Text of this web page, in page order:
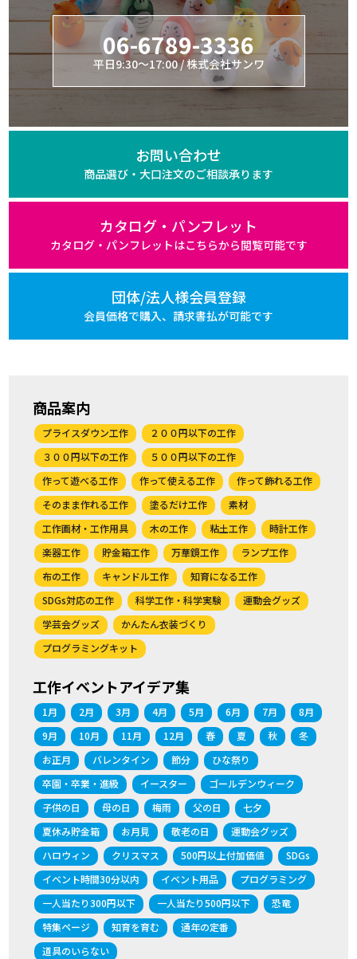
06-6789-3336
平日9:30～17:00 / 株式会社サンワ
お問い合わせ
商品選び・大口注文のご相談承ります
カタログ・パンフレット
カタログ・パンフレットはこちらから閲覧可能です
団体/法人様会員登録
会員価格で購入、 請求書払が可能です
商品案内
プライスダウン工作
２００円以下の工作
３００円以下の工作
５００円以下の工作
作って遊べる工作
作って使える工作
作って飾れる工作
そのまま作れる工作
塗るだけ工作
素材
工作画材・工作用具
木の工作 粘土工作
時計工作
楽器工作
貯金箱工作 万華鏡工作
ランプ工作
布の工作
キャンドル工作
知育になる工作
SDGs対応の工作
科学工作・科学実験
運動会グッズ
学芸会グッズ
かんたん衣装づくり
プログラミングキット
工作イベントアイデア集
1月 2月 3月 4月 5月 6月 7月
8月
9月
10月 11月 12月 春 夏 秋
冬
お正月
バレンタイン 節分
ひな祭り
卒園・卒業・進級
イースター
ゴールデンウィーク
子供の日
母の日 梅雨 父の日
七夕
夏休み貯金箱
お月見 敬老の日
運動会グッズ
ハロウィン
クリスマス 500円以上付加価値
SDGs
イベント時間30分以内
イベント用品
プログラミング
一人当たり300円以下
一人当たり500円以下
恐竜
特集ページ
知育を育む
通年の定番
道具のいらない